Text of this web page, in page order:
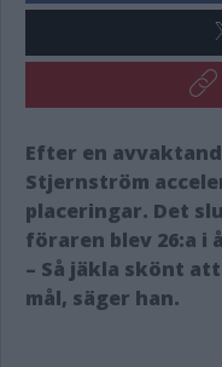
Efter en
Stjernström
placeringar. Det
föraren blev 26:a i
– Så jäkla skönt
mål, säger han.